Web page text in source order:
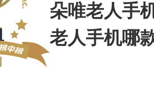
朵唯老人手
老人手机哪